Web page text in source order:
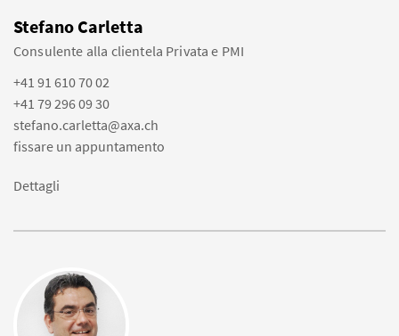
Stefano Carletta
Consulente alla clientela Privata e PMI
+41 91 610 70 02
+41 79 296 09 30
stefano.carletta@axa.ch
fissare un appuntamento
Dettagli